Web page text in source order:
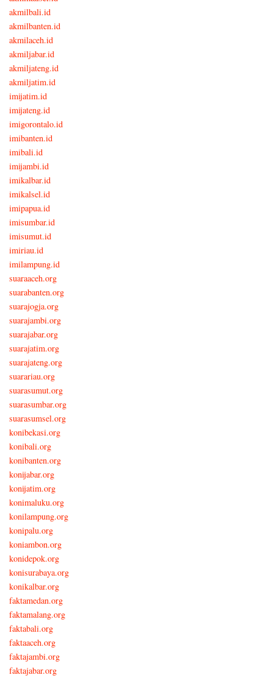
akmilbali.id
akmilbanten.id
akmilaceh.id
akmiljabar.id
akmiljateng.id
akmiljatim.id
imijatim.id
imijateng.id
imigorontalo.id
imibanten.id
imibali.id
imijambi.id
imikalbar.id
imikalsel.id
imipapua.id
imisumbar.id
imisumut.id
imiriau.id
imilampung.id
suaraaceh.org
suarabanten.org
suarajogja.org
suarajambi.org
suarajabar.org
suarajatim.org
suarajateng.org
suarariau.org
suarasumut.org
suarasumbar.org
suarasumsel.org
konibekasi.org
konibali.org
konibanten.org
konijabar.org
konijatim.org
konimaluku.org
konilampung.org
konipalu.org
koniambon.org
konidepok.org
konisurabaya.org
konikalbar.org
faktamedan.org
faktamalang.org
faktabali.org
faktaaceh.org
faktajambi.org
faktajabar.org